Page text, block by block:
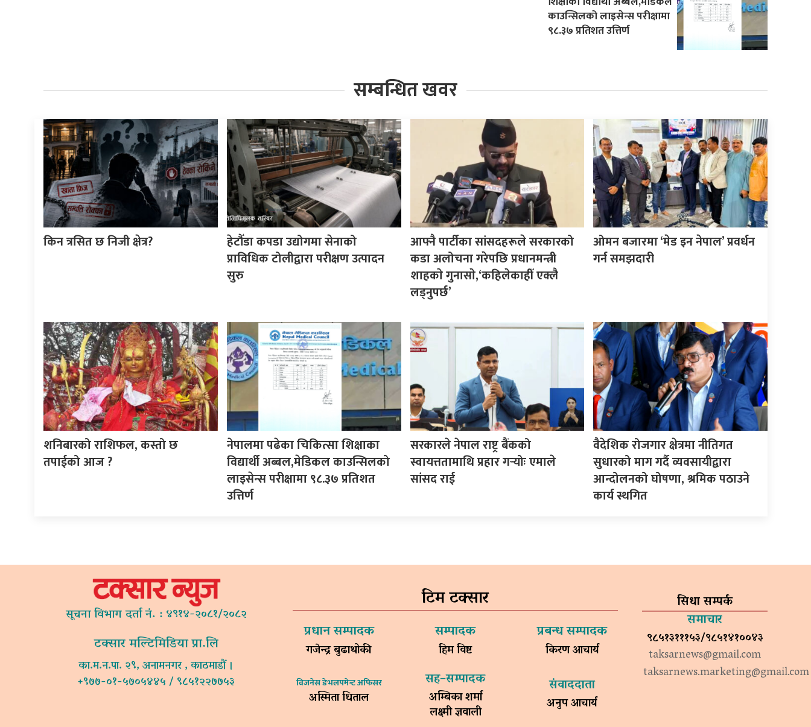
काउन्सिलको लाइसेन्स परीक्षामा
९८.३७ प्रतिशत उत्तिर्ण
सम्बन्धित खवर
किन त्रसित छ निजी क्षेत्र?
हेटौँडा कपडा उद्योगमा सेनाको
प्राविधिक टोलीद्वारा परीक्षण उत्पादन
सुरु
आफ्नै पार्टीका सांसदहरूले सरकारको
कडा अलोचना गरेपछि प्रधानमन्त्री
शाहकाे गुनासाे,‘कहिलेकाहीँ एक्लै
लड्नुपर्छ’
ओमन बजारमा ‘मेड इन नेपाल’ प्रवर्धन
गर्न समझदारी
शनिबारको राशिफल, कस्तो छ
तपाईको आज ?
नेपालमा पढेका चिकित्सा शिक्षाका
विद्यार्थी अब्बल,मेडिकल काउन्सिलको
लाइसेन्स परीक्षामा ९८.३७ प्रतिशत
उत्तिर्ण
सरकारले नेपाल राष्ट्र बैंकको
स्वायत्ततामाथि प्रहार गर्‍योः एमाले
सांसद राई
वैदेशिक रोजगार क्षेत्रमा नीतिगत
सुधारको माग गर्दै व्यवसायीद्वारा
आन्दोलनको घोषणा, श्रमिक पठाउने
कार्य स्थगित
सूचना विभाग दर्ता नं. : ४९१४-२०८१/२०८२
टक्सार मल्टिमिडिया प्रा.लि
का.म.न.पा. २९, अनामनगर , काठमाडौं ।
+९७७-०१-५७०५४४५ / ९८५१२२७७५३
टिम टक्सार
प्रधान सम्पादक
गजेन्द्र बुढाथोकी
सम्पादक
हिम विष्ट
प्रबन्ध सम्पादक
किरण आचार्य
विजनेस डेभलपमेन्ट अफिसर
अस्मिता धिताल
सह–सम्पादक
अम्बिका शर्मा
लक्ष्मी ज्ञवाली
संवाददाता
अनुप आचार्य
सिधा सम्पर्क
समाचार
९८५१३१११५३/९८५१४१००४३
taksarnews@gmail.com
taksarnews.marketing@gmail.com